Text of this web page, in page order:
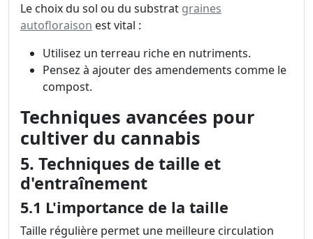
Le choix du sol ou du substrat graines
autofloraison est vital :
Utilisez un terreau riche en nutriments.
Pensez à ajouter des amendements comme le
compost.
Techniques avancées pour
cultiver du cannabis
5. Techniques de taille et
d'entraînement
5.1 L'importance de la taille
Taille régulière permet une meilleure circulation